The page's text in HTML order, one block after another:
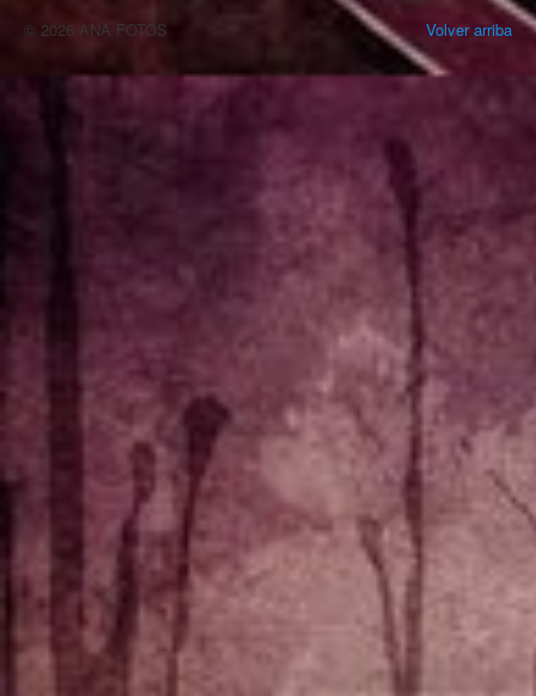
Volver arriba
© 2026 ANA FOTOS